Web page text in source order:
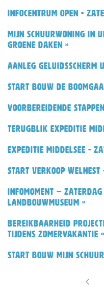
Infocentrum open -
Mijn Schuurwoning in
groene daken »
Aanleg geluidsscherm
Start bouw De
Voorbereidende
Terugblik Expeditie
Expeditie Middelsee -
Start verkoop Welnest
Infomoment – zaterdag
Landbouwmuseum »
Bereikbaarheid
tijdens zomervakantie »
Start bouw Mijn